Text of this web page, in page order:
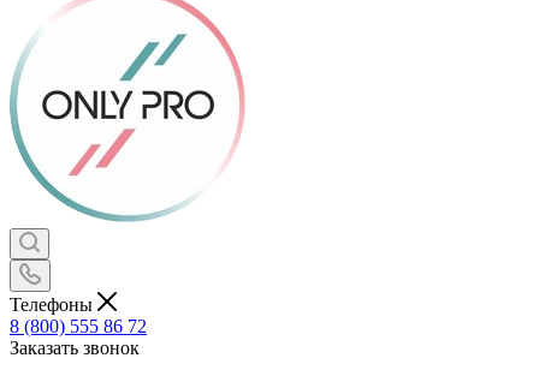
Телефоны
8 (800) 555 86 72
Заказать звонок